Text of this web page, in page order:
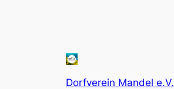
Dorfverein Mandel e.V.